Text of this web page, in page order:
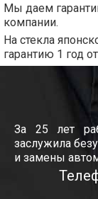
Мы даем
компании.
На стекла
гарантию 1 год
За 25 лет
заслужила
и замены